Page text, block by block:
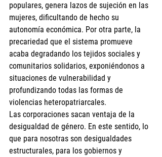
populares, genera lazos de sujeción en las
mujeres, dificultando de hecho su
autonomía económica. Por otra parte, la
precariedad que el sistema promueve
acaba degradando los tejidos sociales y
comunitarios solidarios, exponiéndonos a
situaciones de vulnerabilidad y
profundizando todas las formas de
violencias heteropatriarcales.
Las corporaciones sacan ventaja de la
desigualdad de género. En este sentido, lo
que para nosotras son desigualdades
estructurales, para los gobiernos y